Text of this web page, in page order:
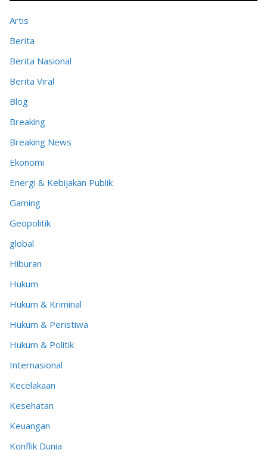
Artis
Berita
Berita Nasional
Berita Viral
Blog
Breaking
Breaking News
Ekonomi
Energi & Kebijakan Publik
Gaming
Geopolitik
global
Hiburan
Hukum
Hukum & Kriminal
Hukum & Peristiwa
Hukum & Politik
Internasional
Kecelakaan
Kesehatan
Keuangan
Konflik Dunia